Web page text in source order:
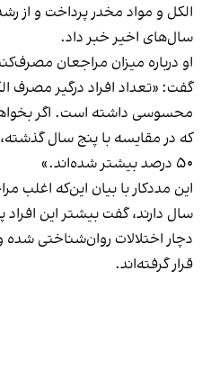
الکل و مواد مخدر پرداخت و از
سال‌های اخیر خبر داد.
او درباره میزان مراجعان
گفت: «تعداد افراد درگیر مصرف
محسوسی داشته است. اگر
که در مقایسه با پنج سال
۵۰ درصد بیشتر شده‌اند.»
سال دارند، گفت بیشتر این
دچار اختلالات روان‌شناختی
قرار گرفته‌اند.